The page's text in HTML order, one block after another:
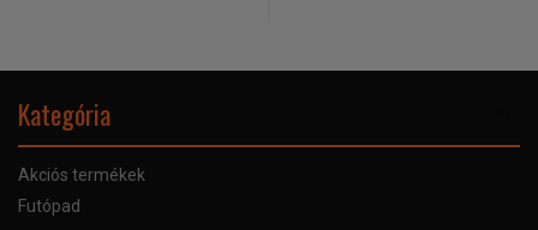
Kategória
Akciós termékek
Futópad